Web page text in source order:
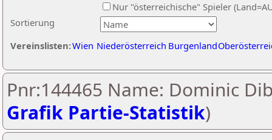
Sortierung
Nur "österreichische" Spieler
Vereinslisten:Wien Niederösterreich Burgenland
Pnr:144465 Name: Dominic
Grafik Partie-Statistik)